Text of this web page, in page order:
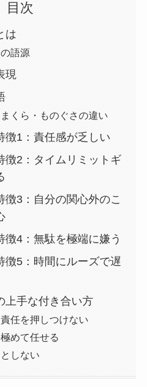
目次
は
の語源
現
くら・ものぐさの違い
徴1：責任感が乏しい
徴2：タイムリミットギ
徴3：自分の関心外のこ
徴4：無駄を極端に嫌う
徴5：時間にルーズで遅
上手な付き合い方
任を押しつけない
めて任せる
しない